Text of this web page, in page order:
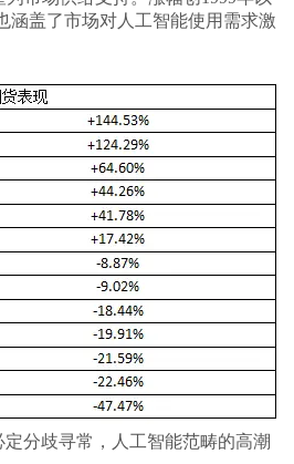
涵盖了市场对人工智能使用需求激
分歧寻常，人工智能范畴的高潮